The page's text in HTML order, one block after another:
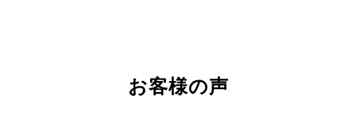
お客様の声